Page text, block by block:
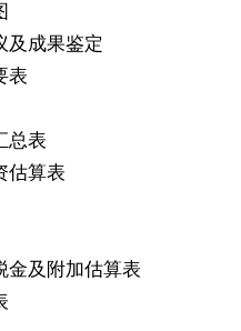
及成果鉴定
表
总表
估算表
金及附加估算表